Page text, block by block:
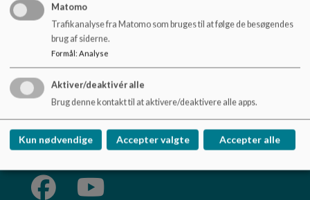
Viborg Børn & Unge
Prinsens Alle 5
pbp@viborg.dk
87878787
EAN NR.
5798004549308
Tilgængelighedserklæring
Sitemap
Matomo
Trafikanalyse fra Matomo som bruges til at følge de besøgendes
brug af siderne.
Formål: Analyse
Aktiver/deaktivér alle
Brug denne kontakt til at aktivere/deaktivere alle apps.
Kun nødvendige Accepter valgte Accepter alle